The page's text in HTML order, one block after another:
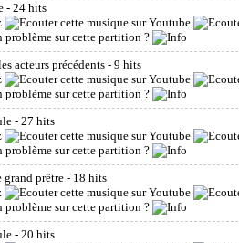
- 24 hits
acteurs précédents - 9 hits
- 27 hits
grand prêtre - 18 hits
- 20 hits